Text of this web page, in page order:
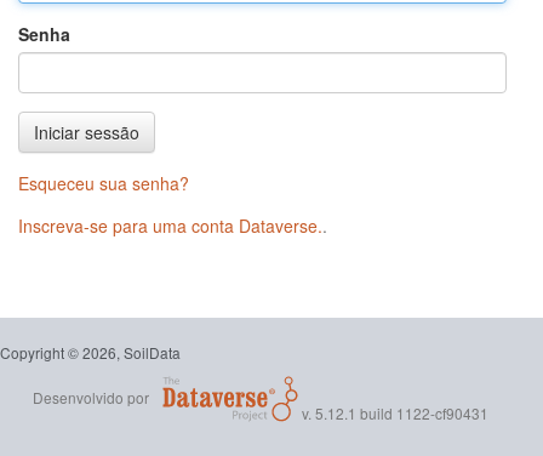
Senha
Iniciar sessão
Esqueceu sua senha?
Inscreva-se para uma conta Dataverse..
Copyright © 2026, SoilData
Desenvolvido por
v. 5.12.1 build 1122-cf90431